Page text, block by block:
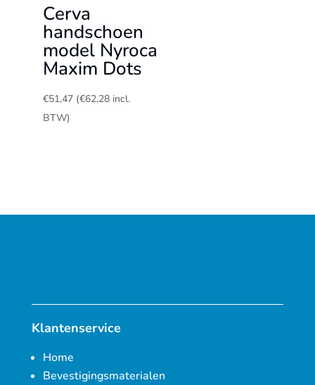
Cerva
handschoen
model Nyroca
Maxim Dots
€51,47 (€62,28incl.
BTW)
Klantenservice
Home
Bevestigingsmaterialen